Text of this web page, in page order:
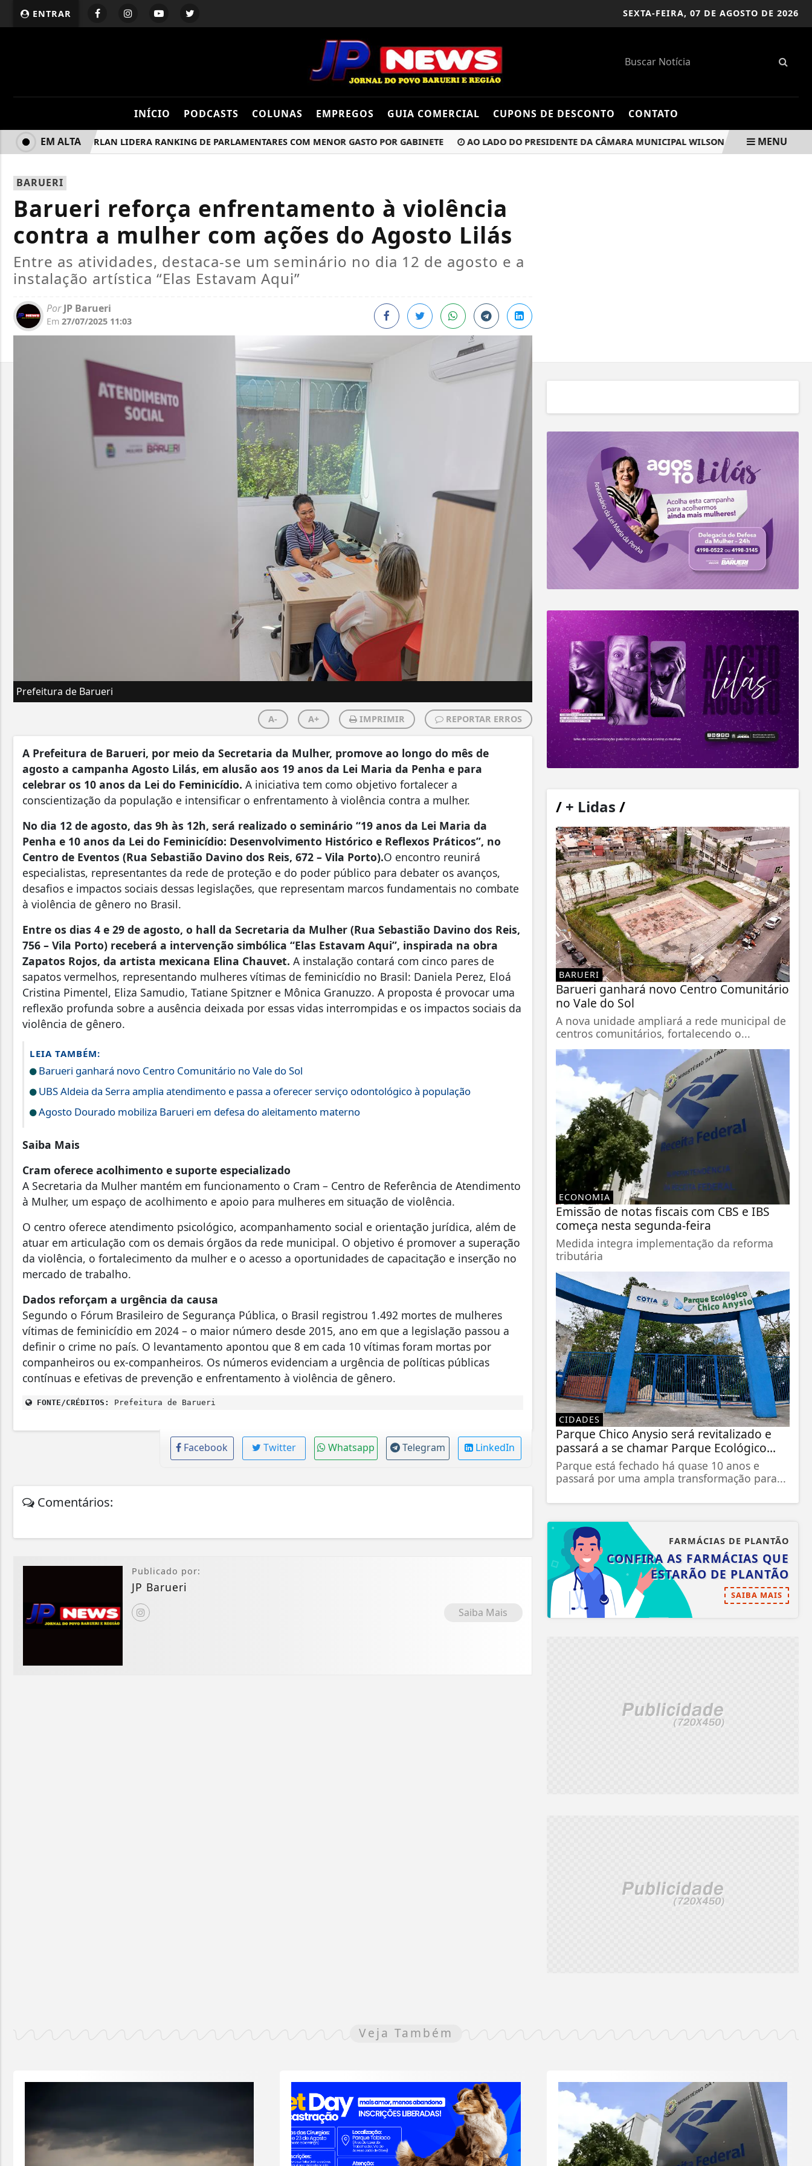
ENTRAR SEXTA-FEIRA, 07 DE AGOSTO DE 2026
INÍCIO PODCASTS COLUNAS EMPREGOS GUIA COMERCIAL CUPONS DE DESCONTO CONTATO
BRUNA FURLAN LIDERA RANKING DE PARLAMENTARES COM MENOR GASTO POR GABINETE AO LADO DO PRESIDENTE DA CÂMARA MUNICIPAL WILSON ZUFA O SECRETÁRIO DE
EM ALTA MENU
BARUERI
Barueri reforça enfrentamento à violência
contra a mulher com ações do Agosto Lilás
Entre as atividades, destaca-se um seminário no dia 12 de agosto e a
instalação artística “Elas Estavam Aqui”
PorJP Barueri
Em 27/07/2025 11:03
Prefeitura de Barueri
A- A+ IMPRIMIR REPORTAR ERROS
A Prefeitura de Barueri, por meio da Secretaria da Mulher, promove ao longo do mês de
agosto a campanha Agosto Lilás, em alusão aos 19 anos da Lei Maria da Penha e para
celebrar os 10 anos da Lei do Feminicídio. A iniciativa tem como objetivo fortalecer a
conscientização da população e intensificar o enfrentamento à violência contra a mulher.
No dia 12 de agosto, das 9h às 12h, será realizado o seminário “19 anos da Lei Maria da
Penha e 10 anos da Lei do Feminicídio: Desenvolvimento Histórico e Reflexos Práticos”, no
Centro de Eventos (Rua Sebastião Davino dos Reis, 672 – Vila Porto).O encontro reunirá
especialistas, representantes da rede de proteção e do poder público para debater os avanços,
desafios e impactos sociais dessas legislações, que representam marcos fundamentais no combate
à violência de gênero no Brasil.
Entre os dias 4 e 29 de agosto, o hall da Secretaria da Mulher (Rua Sebastião Davino dos Reis,
756 – Vila Porto) receberá a intervenção simbólica “Elas Estavam Aqui”, inspirada na obra
Zapatos Rojos, da artista mexicana Elina Chauvet. A instalação contará com cinco pares de
sapatos vermelhos, representando mulheres vítimas de feminicídio no Brasil: Daniela Perez, Eloá
Cristina Pimentel, Eliza Samudio, Tatiane Spitzner e Mônica Granuzzo. A proposta é provocar uma
reflexão profunda sobre a ausência deixada por essas vidas interrompidas e os impactos sociais da
violência de gênero.
LEIA TAMBÉM:
Barueri ganhará novo Centro Comunitário no Vale do Sol
UBS Aldeia da Serra amplia atendimento e passa a oferecer serviço odontológico à população
Agosto Dourado mobiliza Barueri em defesa do aleitamento materno
Saiba Mais
Cram oferece acolhimento e suporte especializado
A Secretaria da Mulher mantém em funcionamento o Cram – Centro de Referência de Atendimento
à Mulher, um espaço de acolhimento e apoio para mulheres em situação de violência.
O centro oferece atendimento psicológico, acompanhamento social e orientação jurídica, além de
atuar em articulação com os demais órgãos da rede municipal. O objetivo é promover a superação
da violência, o fortalecimento da mulher e o acesso a oportunidades de capacitação e inserção no
mercado de trabalho.
Dados reforçam a urgência da causa
Segundo o Fórum Brasileiro de Segurança Pública, o Brasil registrou 1.492 mortes de mulheres
vítimas de feminicídio em 2024 – o maior número desde 2015, ano em que a legislação passou a
definir o crime no país. O levantamento apontou que 8 em cada 10 vítimas foram mortas por
companheiros ou ex-companheiros. Os números evidenciam a urgência de políticas públicas
contínuas e efetivas de prevenção e enfrentamento à violência de gênero.
FONTE/CRÉDITOS: Prefeitura de Barueri
Facebook Twitter Whatsapp Telegram LinkedIn
Comentários:
Publicado por:
JP Barueri
Saiba Mais
/+ Lidas /
BARUERI
Barueri ganhará novo Centro Comunitário
no Vale do Sol
A nova unidade ampliará a rede municipal de
centros comunitários, fortalecendo o...
ECONOMIA
Emissão de notas fiscais com CBS e IBS
começa nesta segunda-feira
Medida integra implementação da reforma
tributária
CIDADES
Parque Chico Anysio será revitalizado e
passará a se chamar Parque Ecológico...
Parque está fechado há quase 10 anos e
passará por uma ampla transformação para...
FARMÁCIAS DE PLANTÃO
CONFIRA AS FARMÁCIAS QUE
ESTARÃO DE PLANTÃO
SAIBA MAIS
Veja Também